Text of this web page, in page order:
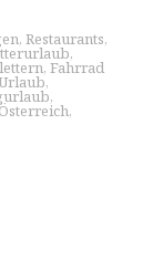
, Restaurants,
,
, Fahrrad
,
,
,